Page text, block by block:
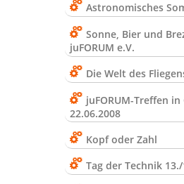
Astronomisches
Sonne, Bier und
juFORUM e.V.
Die Welt des
juFORUM-Treffen
22.06.2008
Kopf oder Zahl
Tag der Technik 13./